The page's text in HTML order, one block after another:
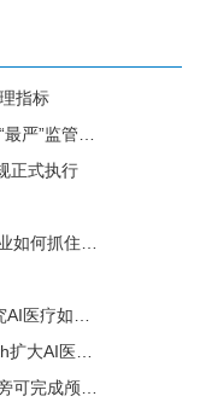
指标
”监管大门
正式执行
一轮机会？
变临床决策
拟护理合作
内实时成像